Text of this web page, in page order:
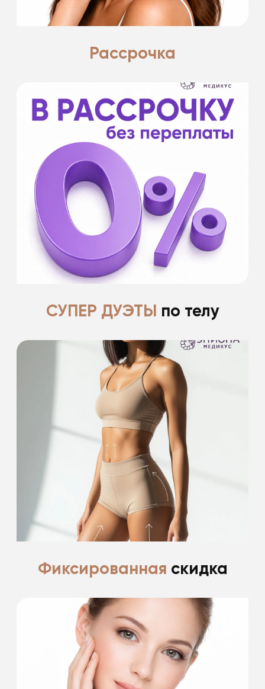
Подробнее
Рассрочка
- на срок от 6 до 12 месяцев
- без первоначального взноса
- оформление в клинике и удаленно
- для оформления необходим паспорт РФ
Банки партнеры: Банк Хоум Кредит, Кредит
Европа банк, МТС Банк, Тинькофф Банк,
Совкомбанк.
Подробнее
СУПЕР ДУЭТЫ по телу
-15% на проведение 2 процедур
из списка
-15% на проведение лазерной эпиляции
Подробнее
Фиксированная скидка
Ценим и благодарим своих пациентов за
доверие
*фиксированные скидки пациентам после
пластической хирургии до 30%